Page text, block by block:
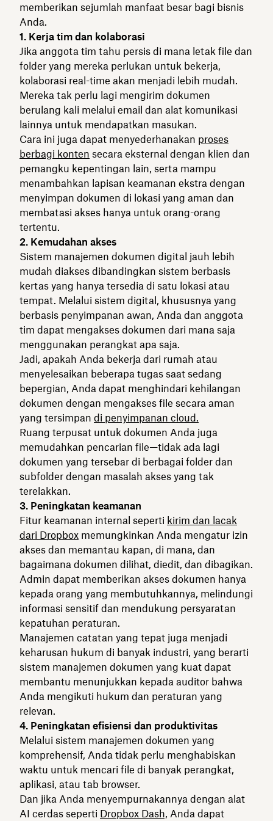
memberikan sejumlah manfaat besar bagi bisnis
Anda.
1. Kerja tim dan kolaborasi
Jika anggota tim tahu persis di mana letak file dan
folder yang mereka perlukan untuk bekerja,
kolaborasi real-time akan menjadi lebih mudah.
Mereka tak perlu lagi mengirim dokumen
berulang kali melalui email dan alat komunikasi
lainnya untuk mendapatkan masukan.
Cara ini juga dapat menyederhanakan proses
berbagi konten secara eksternal dengan klien dan
pemangku kepentingan lain, serta mampu
menambahkan lapisan keamanan ekstra dengan
menyimpan dokumen di lokasi yang aman dan
membatasi akses hanya untuk orang-orang
tertentu.
2. Kemudahan akses
Sistem manajemen dokumen digital jauh lebih
mudah diakses dibandingkan sistem berbasis
kertas yang hanya tersedia di satu lokasi atau
tempat. Melalui sistem digital, khususnya yang
berbasis penyimpanan awan, Anda dan anggota
tim dapat mengakses dokumen dari mana saja
menggunakan perangkat apa saja.
Jadi, apakah Anda bekerja dari rumah atau
menyelesaikan beberapa tugas saat sedang
bepergian, Anda dapat menghindari kehilangan
dokumen dengan mengakses file secara aman
yang tersimpan di penyimpanan cloud.
Ruang terpusat untuk dokumen Anda juga
memudahkan pencarian file—tidak ada lagi
dokumen yang tersebar di berbagai folder dan
subfolder dengan masalah akses yang tak
terelakkan.
3. Peningkatan keamanan
Fitur keamanan internal seperti kirim dan lacak
dari Dropbox memungkinkan Anda mengatur izin
akses dan memantau kapan, di mana, dan
bagaimana dokumen dilihat, diedit, dan dibagikan.
Admin dapat memberikan akses dokumen hanya
kepada orang yang membutuhkannya, melindungi
informasi sensitif dan mendukung persyaratan
kepatuhan peraturan.
Manajemen catatan yang tepat juga menjadi
keharusan hukum di banyak industri, yang berarti
sistem manajemen dokumen yang kuat dapat
membantu menunjukkan kepada auditor bahwa
Anda mengikuti hukum dan peraturan yang
relevan.
4. Peningkatan efisiensi dan produktivitas
Melalui sistem manajemen dokumen yang
komprehensif, Anda tidak perlu menghabiskan
waktu untuk mencari file di banyak perangkat,
aplikasi, atau tab browser.
Dan jika Anda menyempurnakannya dengan alat
AI cerdas seperti Dropbox Dash, Anda dapat